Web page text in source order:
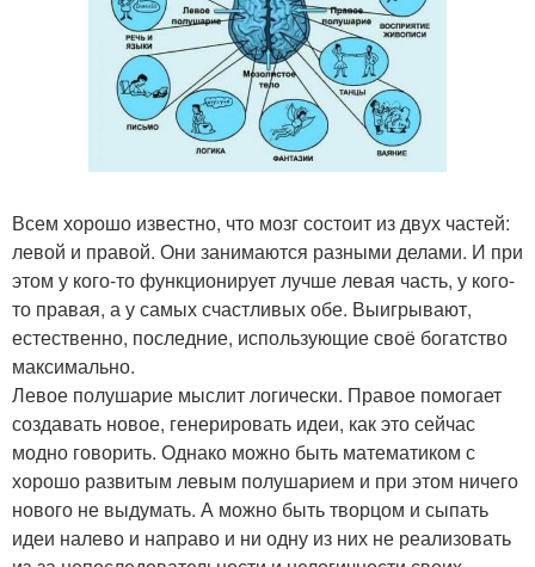
Всем хорошо известно, что мозг состоит из двух частей:
левой и правой. Они занимаются разными делами. И при
этом у кого-то функционирует лучше левая часть, у кого-
то правая, а у самых счастливых обе. Выигрывают,
естественно, последние, использующие своё богатство
максимально.
Левое полушарие мыслит логически. Правое помогает
создавать новое, генерировать идеи, как это сейчас
модно говорить. Однако можно быть математиком с
хорошо развитым левым полушарием и при этом ничего
нового не выдумать. А можно быть творцом и сыпать
идеи налево и направо и ни одну из них не реализовать